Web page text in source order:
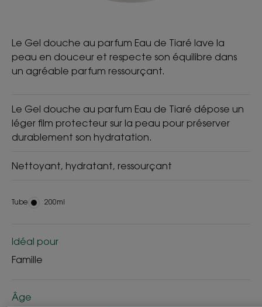
Le Gel douche au parfum Eau de Tiaré lave la
peau en douceur et respecte son équilibre dans
un agréable parfum ressourçant.
Le Gel douche au parfum Eau de Tiaré dépose un
léger film protecteur sur la peau pour préserver
durablement son hydratation.
Nettoyant, hydratant, ressourçant
Tube Tube
200ml
Idéal pour
Famille
Âge